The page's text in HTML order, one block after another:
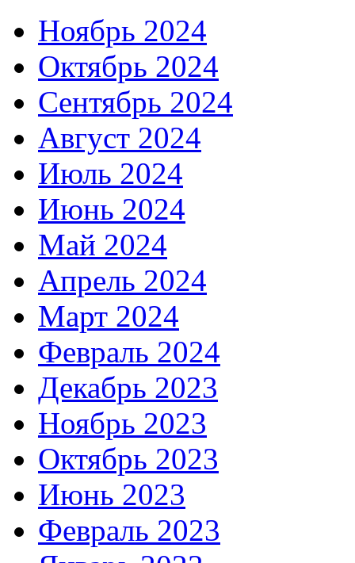
Ноябрь 2024
Октябрь 2024
Сентябрь 2024
Август 2024
Июль 2024
Июнь 2024
Май 2024
Апрель 2024
Март 2024
Февраль 2024
Декабрь 2023
Ноябрь 2023
Октябрь 2023
Июнь 2023
Февраль 2023